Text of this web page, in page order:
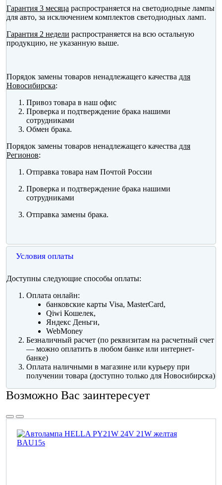
Гарантия 3 месяца распространяется на светодиодные лампы
для авто, за исключением комплектов светодиодных ламп.
Гарантия 2 недели распространяется на всю остальную
продукцию, не указанную выше.
Порядок замены товаров ненадлежащего качества для
Новосибирска:
Привоз товара в наш офис
Проверка и подтверждение брака нашими
сотрудниками
Обмен брака.
Порядок замены товаров ненадлежащего качества для
Регионов:
Отправка товара нам Почтой России
Проверка и подтверждение брака нашими
сотрудниками
Отправка замены брака.
Условия оплаты
Доступны следующие способы оплаты:
Оплата онлайн:
банковские карты Visa, MasterCard,
Qiwi Кошелек,
Яндекс Деньги,
WebMoney
Безналичный расчет (по реквизитам на расчетный счет
— можно оплатить в любом банке или интернет-
банке)
Оплата наличными в магазине или курьеру при
получении товара (доступно только для Новосибирска)
Возможно Вас заинтересует